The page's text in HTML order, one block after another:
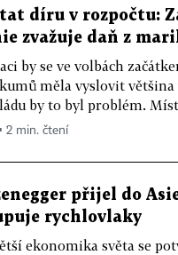
díru v rozpočtu:
zvažuje daň z
by se ve volbách
měla vyslovit většina
by to byl problém.
2 min. čtení
přijel do
rychlovlaky
ekonomika světa se